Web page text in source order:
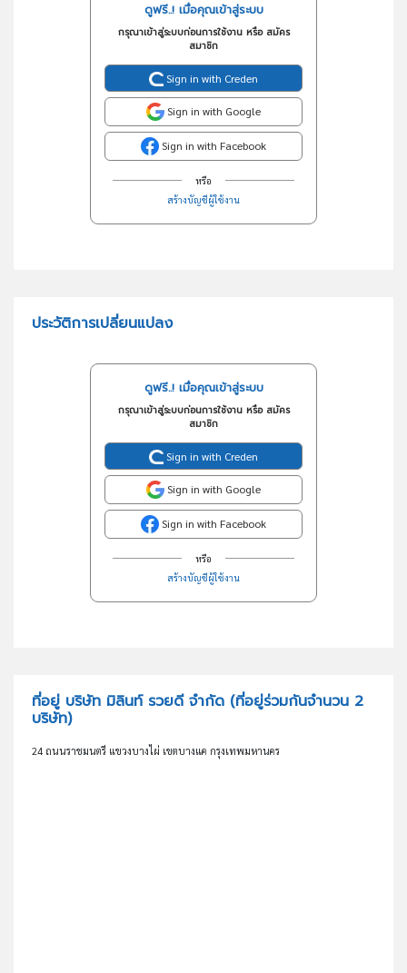
ดูฟรี..! เมื่อคุณเข้าสู่ระบบ
กรุณาเข้าสู่ระบบก่อนการใช้งาน หรือ สมัคร
สมาชิก
Sign in with Creden
Sign in with Google
Sign in with Facebook
หรือ
สร้างบัญชีผู้ใช้งาน
ประวัติการเปลี่ยนแปลง
ดูฟรี..! เมื่อคุณเข้าสู่ระบบ
กรุณาเข้าสู่ระบบก่อนการใช้งาน หรือ สมัคร
สมาชิก
Sign in with Creden
Sign in with Google
Sign in with Facebook
หรือ
สร้างบัญชีผู้ใช้งาน
ที่อยู่ บริษัท มิลินท์ รวยดี จำกัด (ที่อยู่ร่วมกันจำนวน 2
บริษัท)
24 ถนนราชมนตรี แขวงบางไผ่ เขตบางแค กรุงเทพมหานคร